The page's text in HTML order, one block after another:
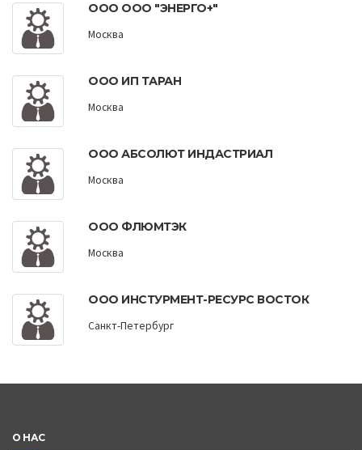
ООО ООО "ЭНЕРГО+"
Москва
ООО ИП ТАРАН
Москва
ООО АБСОЛЮТ ИНДАСТРИАЛ
Москва
ООО ФЛЮМТЭК
Москва
ООО ИНСТУРМЕНТ-РЕСУРС ВОСТОК
Санкт-Петербург
О НАС